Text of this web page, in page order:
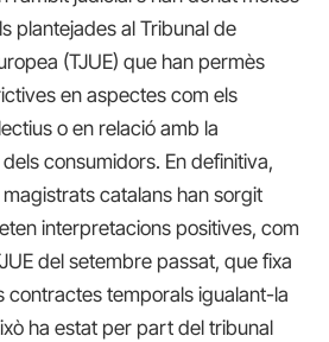
plantejades al Tribunal de
(TJUE) que han permès
en aspectes com els
o en relació amb la
consumidors. En definitiva,
catalans han sorgit
interpretacions positives, com
del setembre passat, que fixa
contractes temporals igualant-la
ha estat per part del tribunal